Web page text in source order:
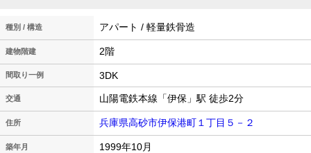
種別 / 構造 アパート / 軽量鉄骨造
建物階建 2階
間取り一例 3DK
交通 山陽電鉄本線「伊保」駅 徒歩2分
住所 兵庫県高砂市伊保港町１丁目５－２
築年月 1999年10月